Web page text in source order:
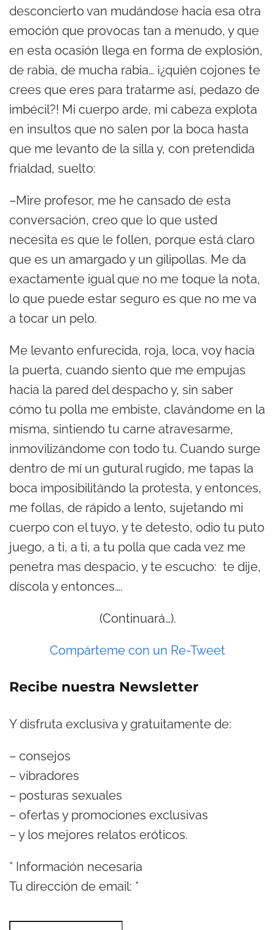
desconcierto van mudándose hacia esa otra
emoción que provocas tan a menudo, y que
en esta ocasión llega en forma de explosión,
de rabia, de mucha rabia… ¡¿quién cojones te
crees que eres para tratarme así, pedazo de
imbécil?! Mi cuerpo arde, mi cabeza explota
en insultos que no salen por la boca hasta
que me levanto de la silla y, con pretendida
frialdad, suelto:
–Mire profesor, me he cansado de esta
conversación, creo que lo que usted
necesita es que le follen, porque está claro
que es un amargado y un gilipollas. Me da
exactamente igual que no me toque la nota,
lo que puede estar seguro es que no me va
a tocar un pelo.
Me levanto enfurecida, roja, loca, voy hacia
la puerta, cuando siento que me empujas
hacia la pared del despacho y, sin saber
cómo tu polla me embiste, clavándome en la
misma, sintiendo tu carne atravesarme,
inmovilizándome con todo tu. Cuando surge
dentro de mí un gutural rugido, me tapas la
boca imposibilitándo la protesta, y entonces,
me follas, de rápido a lento, sujetando mi
cuerpo con el tuyo, y te detesto, odio tu puto
juego, a ti, a ti, a tu polla que cada vez me
penetra mas despacio, y te escucho: te dije,
díscola y entonces….
(Continuará…).
Compárteme con un Re-Tweet
Recibe nuestra Newsletter
Y disfruta exclusiva y gratuitamente de:
– consejos
– vibradores
– posturas sexuales
– ofertas y promociones exclusivas
– y los mejores relatos eróticos.
* Información necesaria
Tu dirección de email: *